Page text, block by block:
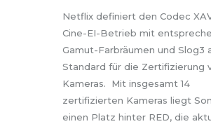
Netflix definiert den Codec
Cine-EI-Betrieb mit
Gamut-Farbräumen und Slog3
Standard für die Zertifizierung
Kameras. Mit insgesamt 14
zertifizierten Kameras liegt
einen Platz hinter RED, die